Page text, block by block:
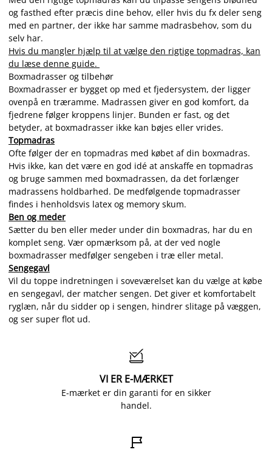
og fasthed efter præcis dine behov, eller hvis du fx deler seng
med en partner, der ikke har samme madrasbehov, som du
selv har.
Hvis du mangler hjælp til at vælge den rigtige topmadras, kan
du læse denne guide.
Boxmadrasser og tilbehør
Boxmadrasser er bygget op med et fjedersystem, der ligger
ovenpå en træramme. Madrassen giver en god komfort, da
fjedrene følger kroppens linjer. Bunden er fast, og det
betyder, at boxmadrasser ikke kan bøjes eller vrides.
Topmadras
Ofte følger der en topmadras med købet af din boxmadras.
Hvis ikke, kan det være en god idé at anskaffe en topmadras
og bruge sammen med boxmadrassen, da det forlænger
madrassens holdbarhed. De medfølgende topmadrasser
findes i henholdsvis latex og memory skum.
Ben og meder
Sætter du ben eller meder under din boxmadras, har du en
komplet seng. Vær opmærksom på, at der ved nogle
boxmadrasser medfølger sengeben i træ eller metal.
Sengegavl
Vil du toppe indretningen i soveværelset kan du vælge at købe
en sengegavl, der matcher sengen. Det giver et komfortabelt
ryglæn, når du sidder op i sengen, hindrer slitage på væggen,
og ser super flot ud.

VI ER E-MÆRKET
E-mærket er din garanti for en sikker
handel.
